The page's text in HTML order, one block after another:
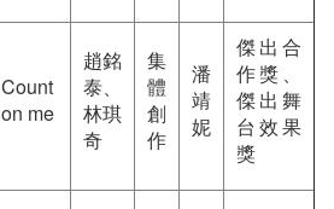
Count
on me
趙銘
泰、
林琪
奇
集
體
創
作
潘
靖
妮
傑出合
作獎、
傑出舞
台效果
獎